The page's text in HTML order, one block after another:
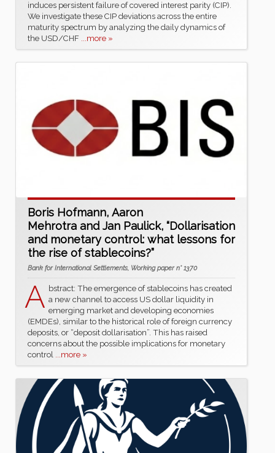
induces persistent failure of covered interest parity (CIP).
We investigate these CIP deviations across the entire
maturity spectrum by analyzing the daily dynamics of
the USD/CHF ...more »
Boris Hofmann, Aaron
Mehrotra and Jan Paulick, “Dollarisation
and monetary control: what lessons for
the rise of stablecoins?”
Bank for International Settlements, Working paper n° 1370
A bstract: The emergence of stablecoins has created
a new channel to access US dollar liquidity in
emerging market and developing economies
(EMDEs), similar to the historical role of foreign currency
deposits, or “deposit dollarisation”. This has raised
concerns about the possible implications for monetary
control ...more »